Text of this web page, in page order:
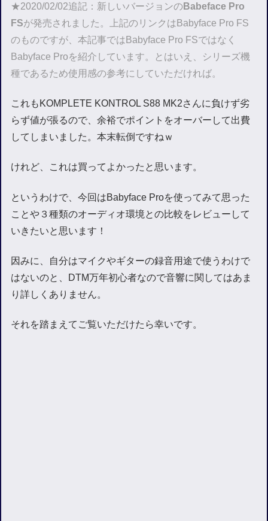
★2020/02/02追記：新しいバージョンのBabeface Pro
FSが発売されました。上記のリンクはBabyface Pro FS
のものですが、本記事ではBabyface Pro FSではなく
Babyface Proを紹介しています。とはいえ、シリーズ機
種であるため使用感の参考にしていただければ。
これもKOMPLETE KONTROL S88 MK2さんに負けず劣
らず値が張るので、余裕でポイントをオーバーして出費
してしまいました。本末転倒ですねｗ
けれど、これは買ってよかったと思います。
というわけで、今回はBabyface Proを使ってみて思った
ことや３種類のオーディオ環境との比較をレビューして
いきたいと思います！
因みに、自分はマイクやギターの録音用途で使うわけで
はないのと、DTM万年初心者なので音響に関してはあま
り詳しくありません。
それを踏まえてご覧いただけたら幸いです。